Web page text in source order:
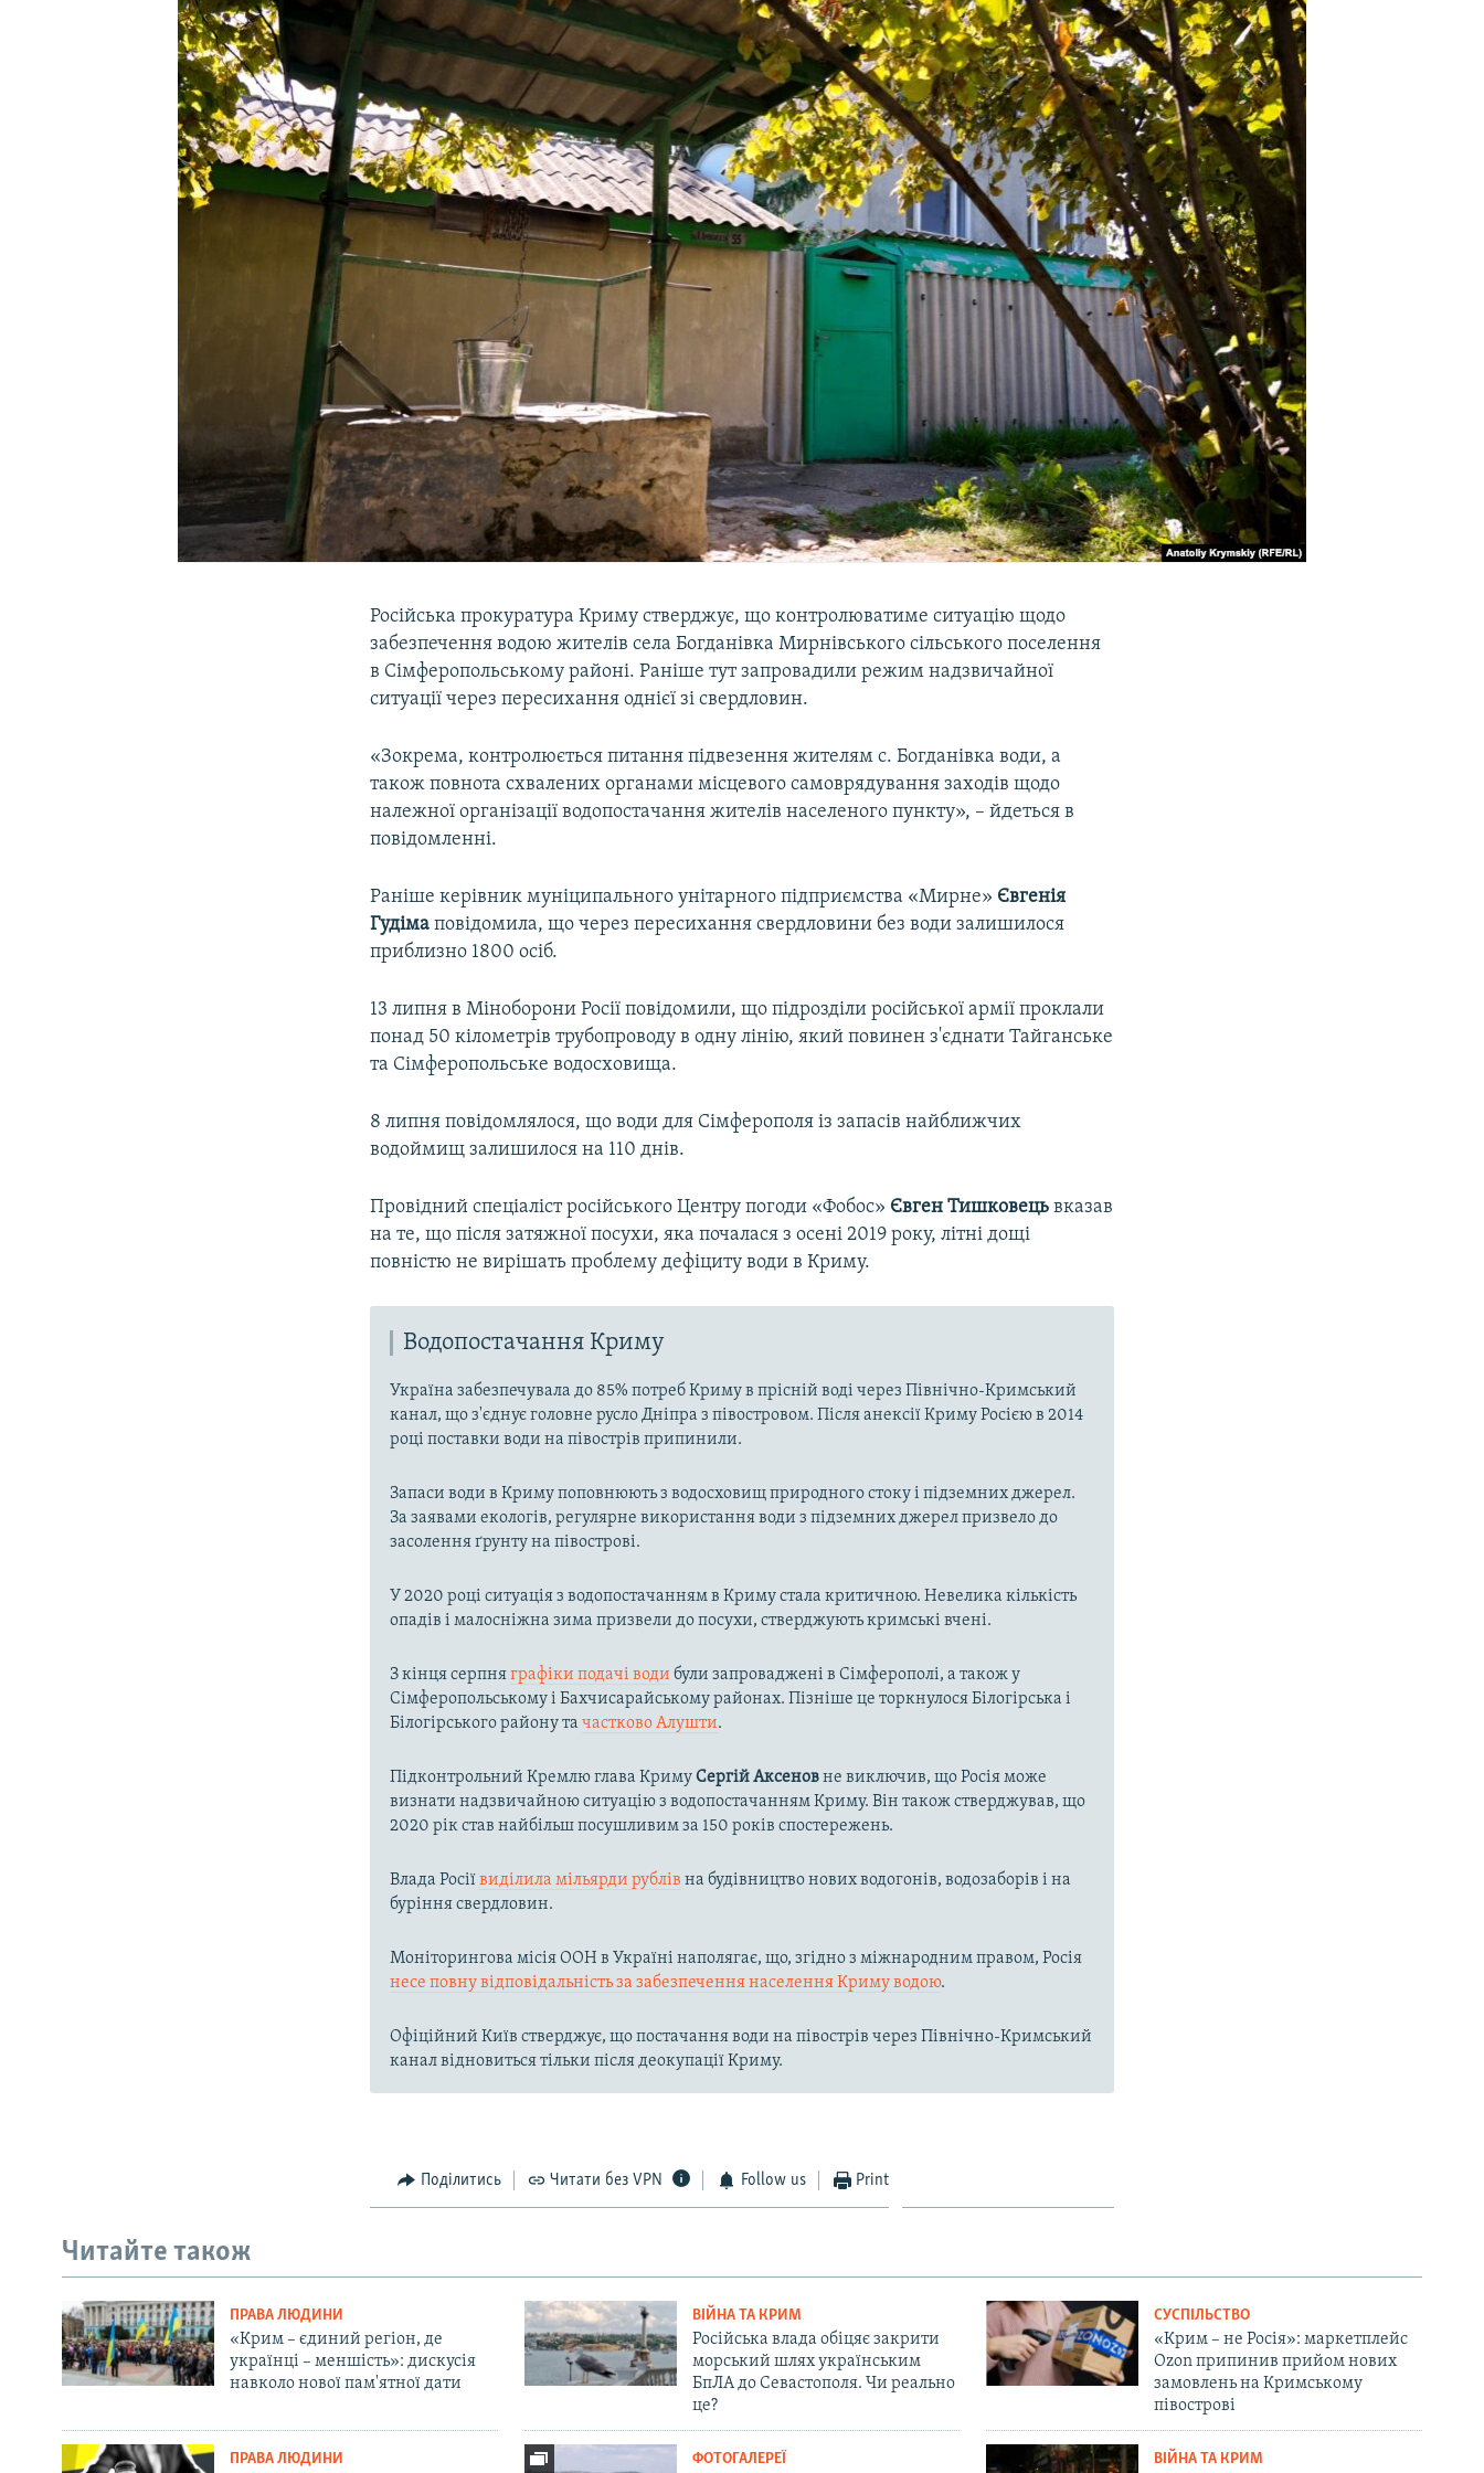
УКРАЇНСЬКА ПРОБЛЕМА КРИМУ
Російська прокуратура Криму стверджує, що контролюватиме ситуацію щодо
забезпечення водою жителів села Богданівка Мирнівського сільського поселення
в Сімферопольському районі. Раніше тут запровадили режим надзвичайної
ситуації через пересихання однієї зі свердловин.
«Зокрема, контролюється питання підвезення жителям с. Богданівка води, а
також повнота схвалених органами місцевого самоврядування заходів щодо
належної організації водопостачання жителів населеного пункту», – йдеться в
повідомленні.
Раніше керівник муніципального унітарного підприємства «Мирне» Євгенія
Гудімаповідомила, що через пересихання свердловини без води залишилося
приблизно 1800 осіб.
13 липня в Міноборони Росії повідомили, що підрозділи російської армії проклали
понад 50 кілометрів трубопроводу в одну лінію, який повинен з'єднати Тайганське
та Сімферопольське водосховища.
8 липня повідомлялося, що води для Сімферополя із запасів найближчих
водоймищ залишилося на 110 днів.
Провідний спеціаліст російського Центру погоди «Фобос» Євген Тишковець вказав
на те, що після затяжної посухи, яка почалася з осені 2019 року, літні дощі
повністю не вирішать проблему дефіциту води в Криму.
Водопостачання Криму
Україна забезпечувала до 85% потреб Криму в прісній воді через Північно-Кримський
канал, що з'єднує головне русло Дніпра з півостровом. Після анексії Криму Росією в 2014
році поставки води на півострів припинили.
Запаси води в Криму поповнюють з водосховищ природного стоку і підземних джерел.
За заявами екологів, регулярне використання води з підземних джерел призвело до
засолення ґрунту на півострові.
У 2020 році ситуація з водопостачанням в Криму стала критичною. Невелика кількість
опадів і малосніжна зима призвели до посухи, стверджують кримські вчені.
З кінця серпняграфіки подачі води були запроваджені в Сімферополі, а також у
Сімферопольському і Бахчисарайському районах. Пізніше це торкнулося Білогірська і
Білогірського району тачастково Алушти.
Підконтрольний Кремлю глава КримуСергій Аксеновне виключив, що Росія може
визнати надзвичайною ситуацію з водопостачанням Криму. Він також стверджував, що
2020 рік став найбільш посушливим за 150 років спостережень.
Влада Росіївиділила мільярди рублів на будівництво нових водогонів, водозаборів і на
буріння свердловин.
Моніторингова місія ООН в Україні наполягає, що, згідно з міжнародним правом, Росія
несе повну відповідальність за забезпечення населення Криму водою.
Офіційний Київ стверджує, що постачання води на півострів через Північно-Кримський
канал відновиться тільки після деокупації Криму.
Поділитись Читати без VPN Follow us Print
Читайте також
ПРАВА ЛЮДИНИ
«Крим – єдиний регіон, де
українці – меншість»: дискусія
навколо нової пам'ятної дати
ВІЙНА ТА КРИМ
Російська влада обіцяє закрити
морський шлях українським
БпЛА до Севастополя. Чи реально
це?
СУСПІЛЬСТВО
«Крим – не Росія»: маркетплейс
Ozon припинив прийом нових
замовлень на Кримському
півострові
ПРАВА ЛЮДИНИ ФОТОГАЛЕРЕЇ ВІЙНА ТА КРИМ